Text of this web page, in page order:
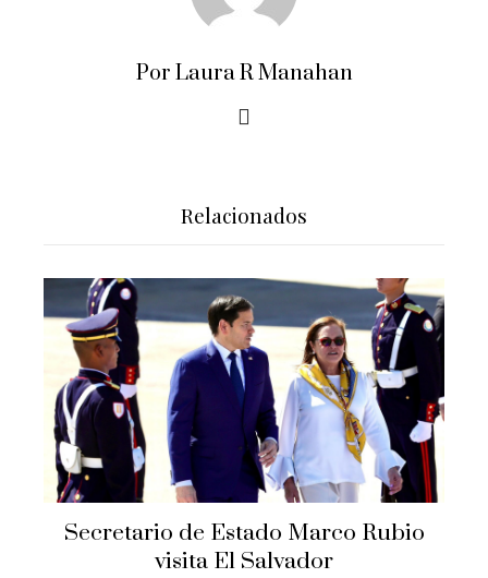
Por Laura R Manahan
Relacionados
Secretario de Estado Marco Rubio
visita El Salvador